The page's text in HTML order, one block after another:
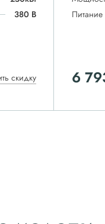
380 В
скидку
Питание
6